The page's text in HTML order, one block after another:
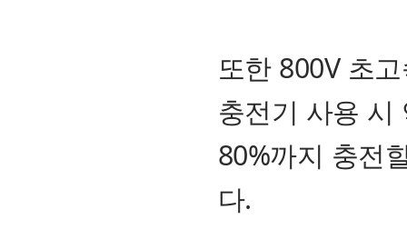
또한 800V 초
충전기 사용 시
80%까지 충전
다.